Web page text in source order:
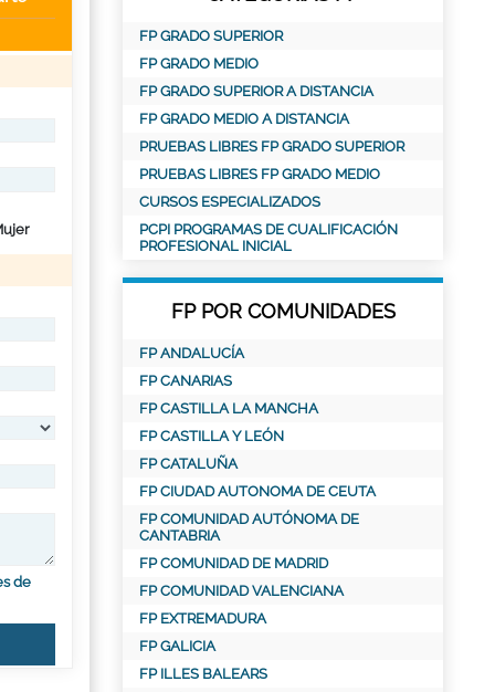
de
FP GRADO SUPERIOR
FP GRADO MEDIO
FP GRADO SUPERIOR A DISTANCIA
FP GRADO MEDIO A DISTANCIA
PRUEBAS LIBRES FP GRADO SUPERIOR
PRUEBAS LIBRES FP GRADO MEDIO
CURSOS ESPECIALIZADOS
PCPI PROGRAMAS DE CUALIFICACIÓN
PROFESIONAL INICIAL
FP POR COMUNIDADES
FP ANDALUCÍA
FP CANARIAS
FP CASTILLA LA MANCHA
FP CASTILLA Y LEÓN
FP CATALUÑA
FP CIUDAD AUTONOMA DE CEUTA
FP COMUNIDAD AUTÓNOMA DE
CANTABRIA
FP COMUNIDAD DE MADRID
FP COMUNIDAD VALENCIANA
FP EXTREMADURA
FP GALICIA
FP ILLES BALEARS